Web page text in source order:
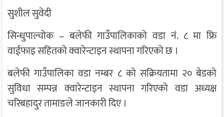
सुशील सुवेदी
सिन्धुपाल्चोक – बलेफी गाउँपालिकाको वडा नं. ८ मा फ्रि
वाईफाइ सहितको क्वारेन्टाइन स्थापना गरिएको छ ।
बलेफी गाउँपालिका वडा नम्बर ८ को सक्रियतामा २० बेडको
सुविधा सम्पन्न क्वारेन्टाइन स्थापना गरिएको वडा अध्यक्ष
चरिबहादुर तामाङले जानकारी दिए ।